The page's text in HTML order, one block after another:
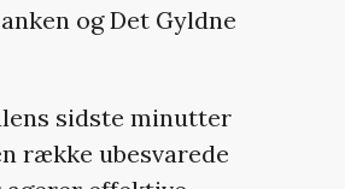
og Det Gyldne
sidste minutter
række ubesvarede